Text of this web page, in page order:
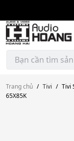
content
Tìm
kiếm:
Trang chủ / Tivi / Tivi
65X85K